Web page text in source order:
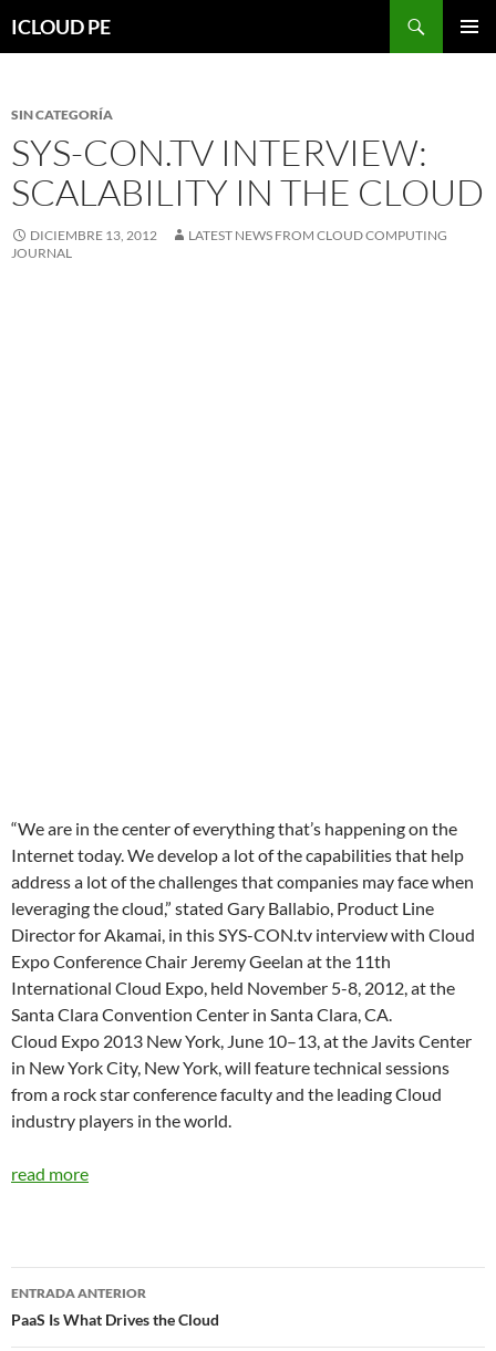
hacia
ICLOUD PE
SIN CATEGORÍA
SYS-CON.TV INTERVIEW:
SCALABILITY IN THE CLOUD
DICIEMBRE 13, 2012
LATEST NEWS FROM CLOUD COMPUTING
JOURNAL
“We are in the center of everything that’s happening on the
Internet today. We develop a lot of the capabilities that help
address a lot of the challenges that companies may face when
leveraging the cloud,” stated Gary Ballabio, Product Line
Director for Akamai, in this SYS-CON.tv interview with Cloud
Expo Conference Chair Jeremy Geelan at the 11th
International Cloud Expo, held November 5-8, 2012, at the
Santa Clara Convention Center in Santa Clara, CA.
Cloud Expo 2013 New York, June 10–13, at the Javits Center
in New York City, New York, will feature technical sessions
from a rock star conference faculty and the leading Cloud
industry players in the world.
read more
Navegador
de
ENTRADA ANTERIOR
PaaS Is What Drives the Cloud